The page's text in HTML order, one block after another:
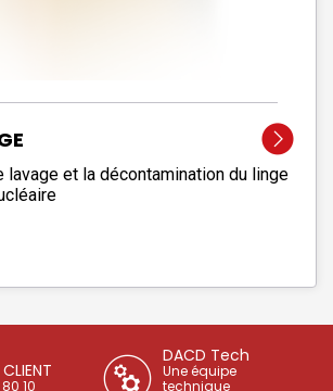
lavage et la décontamination du linge
10
DACD Tech
Une équipe
technique